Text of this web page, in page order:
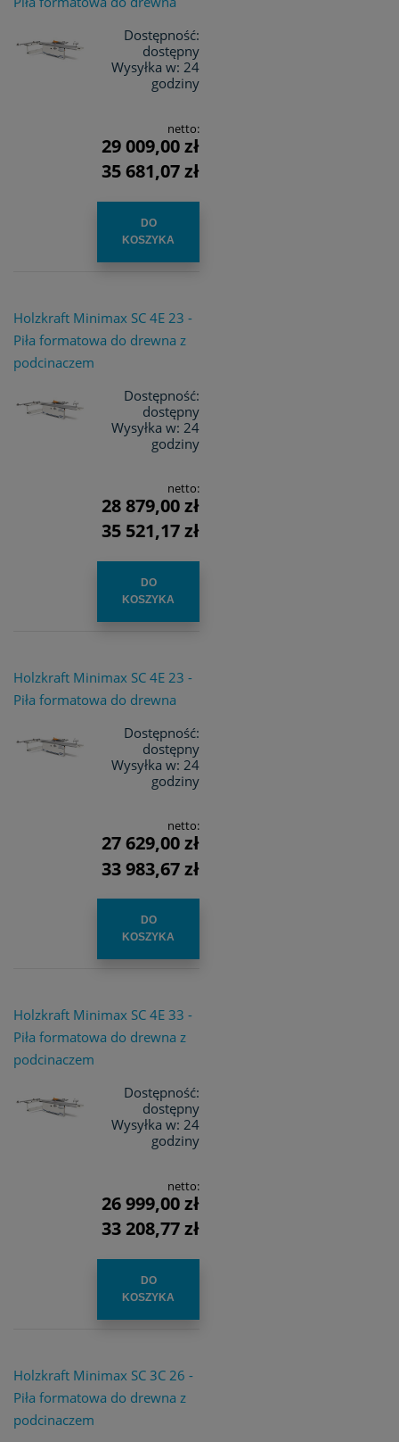
Dostępność:
dostępny
Wysyłka w: 24
godziny
netto:
29 009,00 zł
35 681,07 zł
DO
KOSZYKA
Holzkraft Minimax SC 4E 23 -
Piła formatowa do drewna z
podcinaczem
Dostępność:
dostępny
Wysyłka w: 24
godziny
netto:
28 879,00 zł
35 521,17 zł
DO
KOSZYKA
Holzkraft Minimax SC 4E 23 -
Piła formatowa do drewna
Dostępność:
dostępny
Wysyłka w: 24
godziny
netto:
27 629,00 zł
33 983,67 zł
DO
KOSZYKA
Holzkraft Minimax SC 4E 33 -
Piła formatowa do drewna z
podcinaczem
Dostępność:
dostępny
Wysyłka w: 24
godziny
netto:
26 999,00 zł
33 208,77 zł
DO
KOSZYKA
Holzkraft Minimax SC 3C 26 -
Piła formatowa do drewna z
podcinaczem